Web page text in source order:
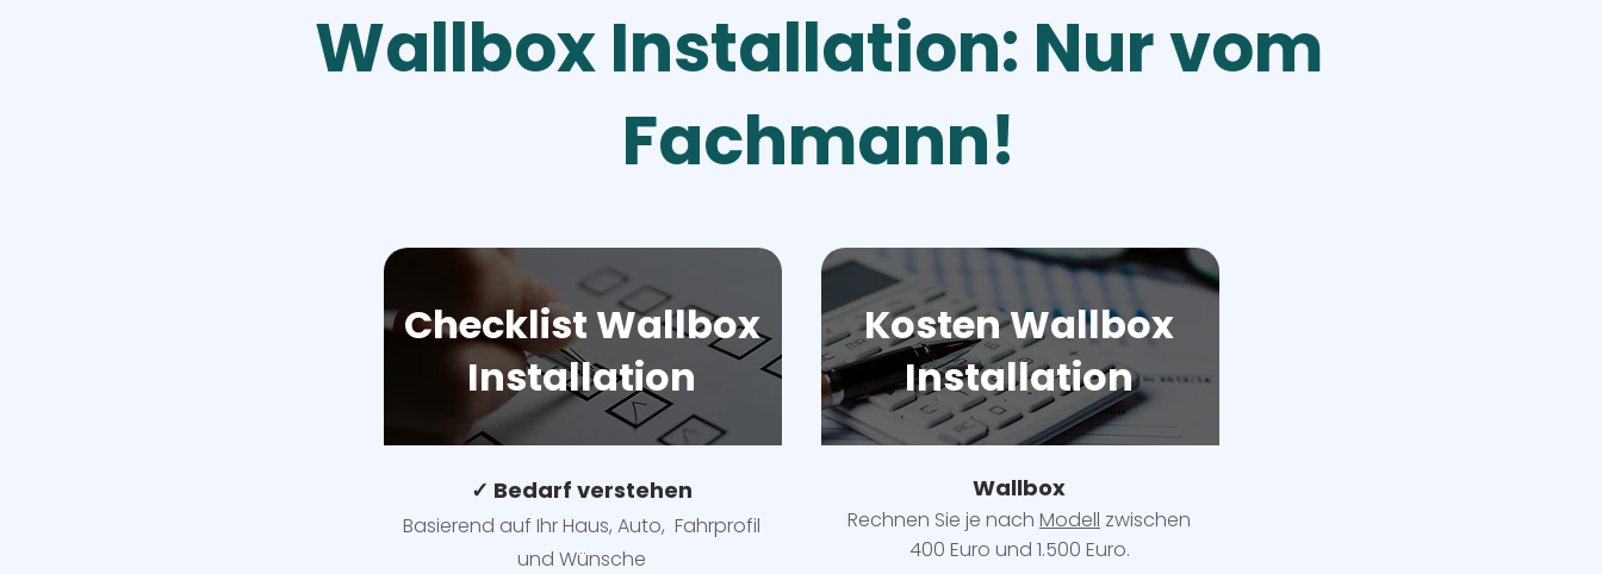
Wallbox Installation: Nur vom
Fachmann!
Checklist Wallbox
Installation
✓ Bedarf verstehen
Basierend auf Ihr Haus, Auto, Fahrprofil
und Wünsche
Kosten Wallbox
Installation
Wallbox
Rechnen Sie je nach Modell zwischen
400 Euro und 1.500 Euro.